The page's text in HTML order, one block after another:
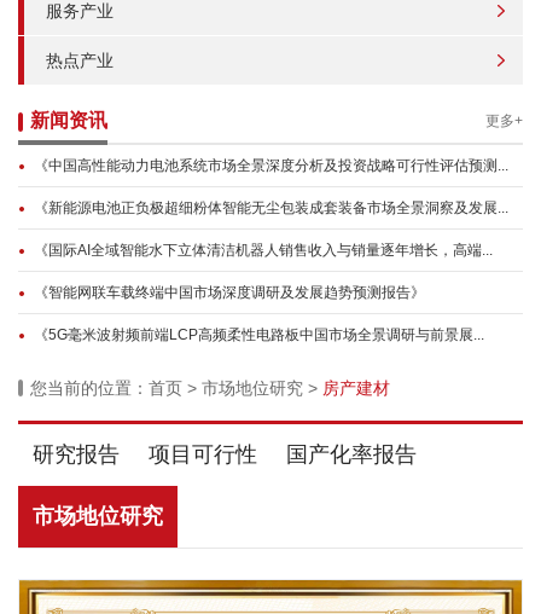
服务产业
热点产业
新闻资讯 更多+
《中国高性能动力电池系统市场全景深度分析及投资战略可行性评估预测...
《新能源电池正负极超细粉体智能无尘包装成套装备市场全景洞察及发展...
《国际AI全域智能水下立体清洁机器人销售收入与销量逐年增长，高端...
《智能网联车载终端中国市场深度调研及发展趋势预测报告》
《5G毫米波射频前端LCP高频柔性电路板中国市场全景调研与前景展...
您当前的位置： 首页 > 市场地位研究 > 房产建材
研究报告 项目可行性 国产化率报告
市场地位研究